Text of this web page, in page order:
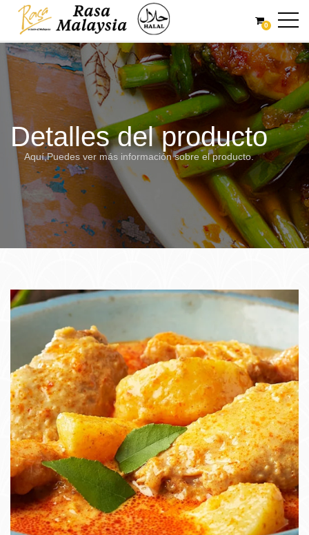
0
Detalles del producto
Aquí,Puedes ver más información sobre el producto.